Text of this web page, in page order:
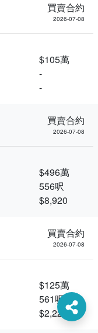
買賣合約
2026-07-08
$105萬
-
-
買賣合約
2026-07-08
$496萬
556呎
$8,920
買賣合約
2026-07-08
$125萬
561呎
$2,228